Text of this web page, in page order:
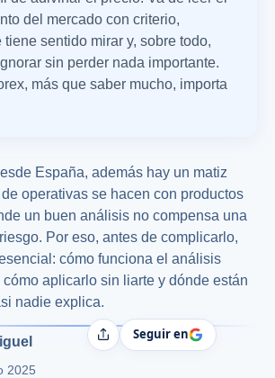
del mercado con criterio,
tiene sentido mirar y, sobre todo,
sin perder nada importante.
más que saber mucho, importa
España, además hay un matiz
operativas se hacen con productos
un buen análisis no compensa una
Por eso, antes de complicarlo,
cómo funciona el análisis
aplicarlo sin liarte y dónde están
nadie explica.
2025
CompartirSeguir en